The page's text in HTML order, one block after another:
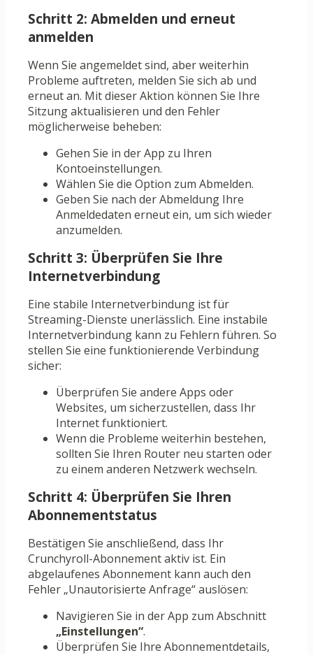
Schritt 2: Abmelden und erneut
anmelden
Wenn Sie angemeldet sind, aber weiterhin
Probleme auftreten, melden Sie sich ab und
erneut an. Mit dieser Aktion können Sie Ihre
Sitzung aktualisieren und den Fehler
möglicherweise beheben:
Gehen Sie in der App zu Ihren
Kontoeinstellungen.
Wählen Sie die Option zum Abmelden.
Geben Sie nach der Abmeldung Ihre
Anmeldedaten erneut ein, um sich wieder
anzumelden.
Schritt 3: Überprüfen Sie Ihre
Internetverbindung
Eine stabile Internetverbindung ist für
Streaming-Dienste unerlässlich. Eine instabile
Internetverbindung kann zu Fehlern führen. So
stellen Sie eine funktionierende Verbindung
sicher:
Überprüfen Sie andere Apps oder
Websites, um sicherzustellen, dass Ihr
Internet funktioniert.
Wenn die Probleme weiterhin bestehen,
sollten Sie Ihren Router neu starten oder
zu einem anderen Netzwerk wechseln.
Schritt 4: Überprüfen Sie Ihren
Abonnementstatus
Bestätigen Sie anschließend, dass Ihr
Crunchyroll-Abonnement aktiv ist. Ein
abgelaufenes Abonnement kann auch den
Fehler „Unautorisierte Anfrage“ auslösen:
Navigieren Sie in der App zum Abschnitt
„Einstellungen“.
Überprüfen Sie Ihre Abonnementdetails,